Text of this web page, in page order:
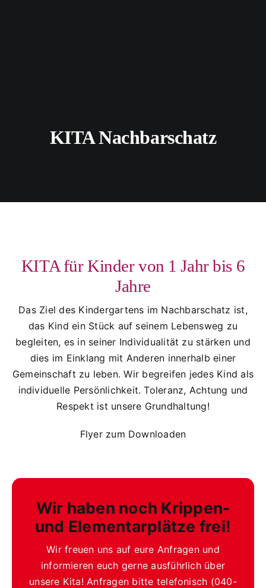
KITA Nachbarschatz
KITA für Kinder von 1 Jahr bis 6
Jahre
Das Ziel des Kindergartens im Nachbarschatz ist,
das Kind ein Stück auf seinem Lebensweg zu
begleiten, es in seiner Individualität zu stärken und
dies im Einklang mit Anderen innerhalb einer
Gemeinschaft zu leben. Wir begreifen jedes Kind als
individuelle Persönlichkeit. Toleranz, Achtung und
Respekt ist unsere Grundhaltung!
Flyer zum Downloaden
Wir haben noch Krippen-
und Elementarplätze frei!
Wir freuen uns auf eure Anfragen und
informieren euch gerne ausführlich über
unsere Kita! Anfragen bitte telefonisch (040-